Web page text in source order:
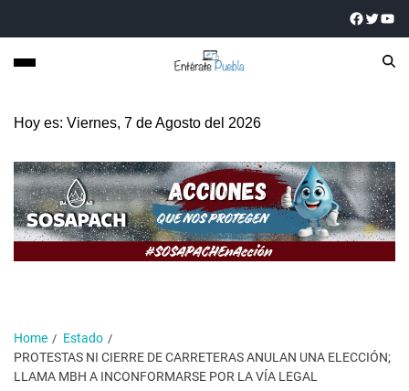
Hoy es: Viernes, 7 de Agosto del 2026
Home
Estado
PROTESTAS NI CIERRE DE CARRETERAS ANULAN UNA ELECCIÓN;
LLAMA MBH A INCONFORMARSE POR LA VÍA LEGAL